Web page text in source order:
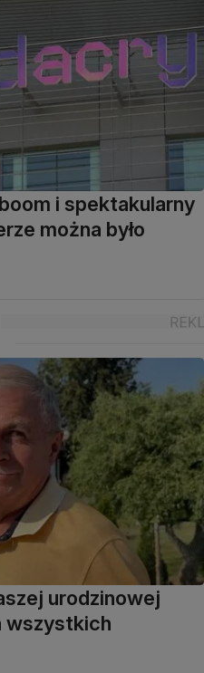
i spektakularny
można było
urodzinowej
wszystkich